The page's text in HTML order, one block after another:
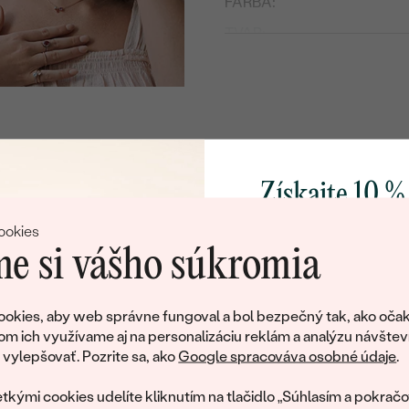
si vášho súkromia
aby web správne fungoval a bol bezpečný tak, ako
ich využívame aj na personalizáciu reklám a analýzu
Pozrite sa, ako Google spracováva osobné údaje.
cookies udelíte kliknutím na tlačidlo „Súhlasím a
DRUH:
:
PÔVOD:
ale tento šperk si už svojích majiteľov
množstvo podobných produktov. Pokiaľ chcete byť
šperku, nechajte nám svoj e-mail.
Získajte 10
poctivo vyrábaných
Ako darček na
obratom pošleme